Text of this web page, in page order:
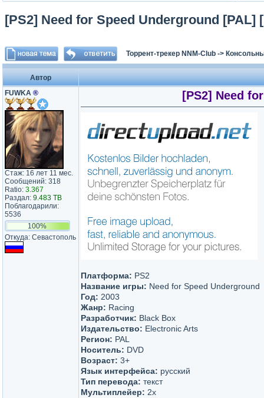
[PS2] Need for Speed Underground [PAL]
Торрент-трекер NNM-Club ->
Автор
FUWKA ®
Стаж: 16 лет 11 мес.
Сообщений: 318
Ratio: 3.367
Раздал: 9.483 TB
Поблагодарили:
5536
100%
Откуда: Севастополь
[PS2] Need
Платформа: PS2
Название игры: Need for Speed Underground
Год: 2003
Жанр: Racing
Разработчик: Black Box
Издательство: Electronic Arts
Регион: PAL
Носитель: DVD
Возраст: 3+
Язык интерфейса: русский
Тип перевода: текст
Мультиплейер: 2x